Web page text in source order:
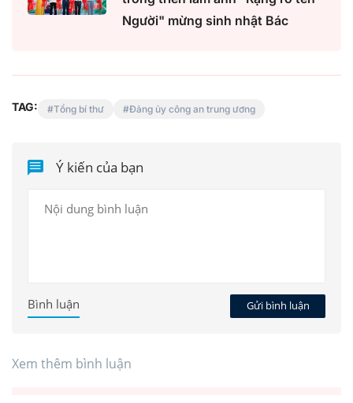
Người" mừng sinh nhật Bác
TAG: Tổng bí thư Đảng ủy công an trung ương
Ý kiến của bạn
Gửi bình luận
Bình luận
Xem thêm bình luận